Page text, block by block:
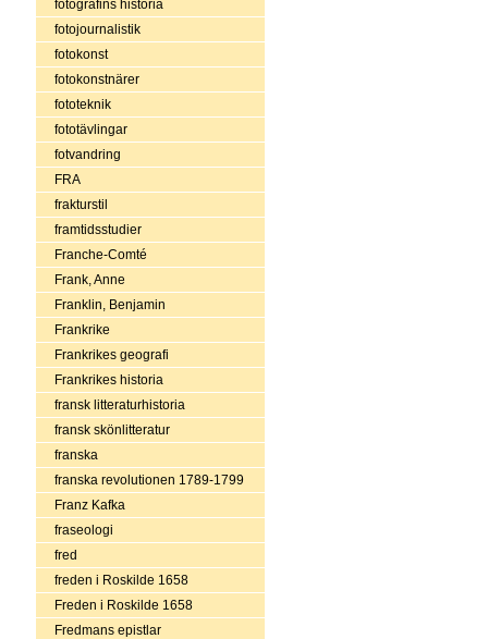
fotografins historia
fotojournalistik
fotokonst
fotokonstnärer
fototeknik
fototävlingar
fotvandring
FRA
frakturstil
framtidsstudier
Franche-Comté
Frank, Anne
Franklin, Benjamin
Frankrike
Frankrikes geografi
Frankrikes historia
fransk litteraturhistoria
fransk skönlitteratur
franska
franska revolutionen 1789-1799
Franz Kafka
fraseologi
fred
freden i Roskilde 1658
Freden i Roskilde 1658
Fredmans epistlar